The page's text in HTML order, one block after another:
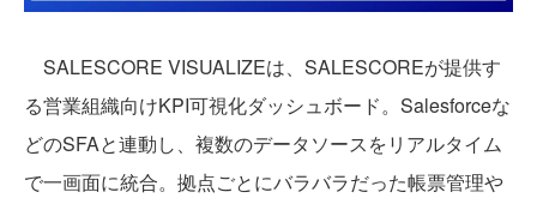
SALESCORE VISUALIZEは、SALESCOREが提供す
る営業組織向けKPI可視化ダッシュボード。Salesforceな
どのSFAと連動し、複数のデータソースをリアルタイム
で一画面に統合。拠点ごとにバラバラだった帳票管理や